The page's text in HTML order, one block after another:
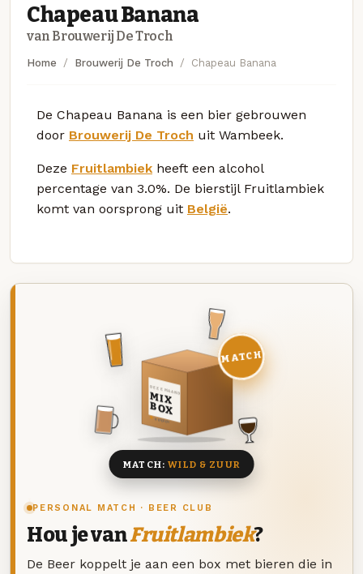
Chapeau Banana
van Brouwerij De Troch
Home Brouwerij De Troch Chapeau Banana
De Chapeau Banana is een bier gebrouwen
door Brouwerij De Troch uit Wambeek.
Deze Fruitlambiek heeft een alcohol
percentage van 3.0%. De bierstijl Fruitlambiek
komt van oorsprong uit België.
PERSONAL MATCH · BEER CLUB
Hou je vanFruitlambiek?
De Beer koppelt je aan een box met bieren die in
DEZE MAAND
MIX
BOX
8 BIEREN
MATCH
MATCH:WILD & ZUUR